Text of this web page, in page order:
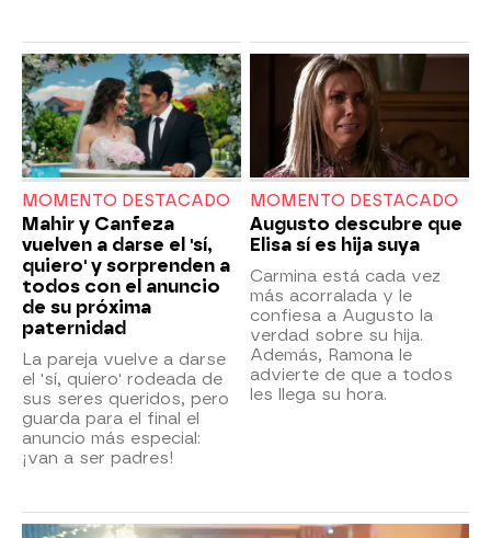
MOMENTO DESTACADO
Mahir y Canfeza
vuelven a darse el 'sí,
quiero' y sorprenden a
todos con el anuncio
de su próxima
paternidad
La pareja vuelve a darse
el 'sí, quiero' rodeada de
sus seres queridos, pero
guarda para el final el
anuncio más especial:
¡van a ser padres!
MOMENTO DESTACADO
Augusto descubre que
Elisa sí es hija suya
Carmina está cada vez
más acorralada y le
confiesa a Augusto la
verdad sobre su hija.
Además, Ramona le
advierte de que a todos
les llega su hora.